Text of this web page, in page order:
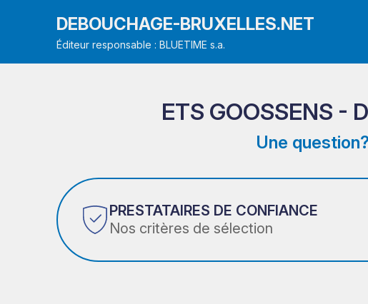
DEBOUCHAGE-BRUXELLES.NET
Éditeur responsable : BLUETIME s.a.
ETS GOOSSENS -
Une
PRESTATAIRES DE CONFIANCE
Nos critères de sélection